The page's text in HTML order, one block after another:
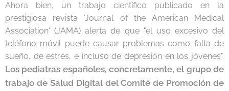
Ahora bien, un trabajo científico publicado en la
prestigiosa revista 'Journal of the American Medical
Association' (JAMA) alerta de que "el uso excesivo del
teléfono móvil puede causar problemas como falta de
sueño, de estrés, e incluso de depresión en los jóvenes".
Los pediatras españoles, concretamente, el grupo de
trabajo de Salud Digital del Comité de Promoción de